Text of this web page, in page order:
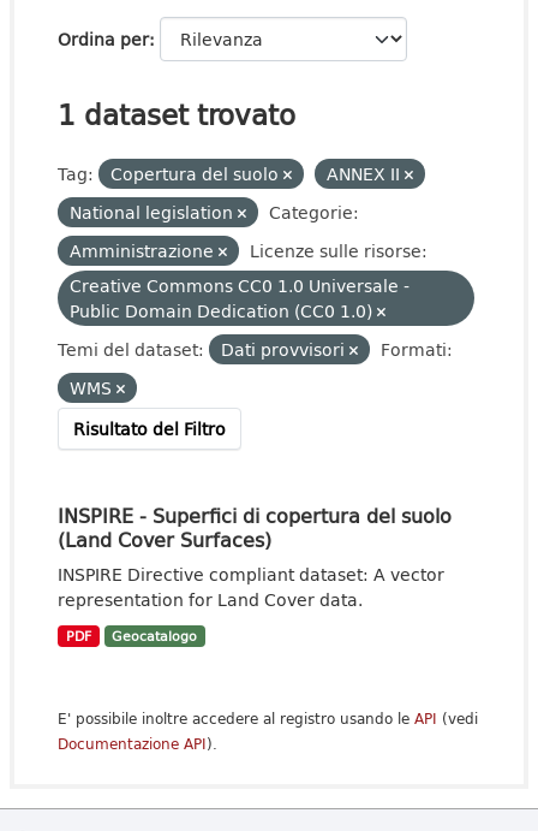
Ordina per
1 dataset trovato
Tag: Copertura del suolo
ANNEX II
National legislation
Categorie:
Amministrazione
Licenze sulle risorse:
Creative Commons CC0 1.0 Universale -
Public Domain Dedication (CC0 1.0)
Temi del dataset:
Dati provvisori
Formati:
WMS
Risultato del Filtro
INSPIRE - Superfici di copertura del suolo
(Land Cover Surfaces)
INSPIRE Directive compliant dataset: A vector
representation for Land Cover data.
PDF Geocatalogo
E' possibile inoltre accedere al registro usando le API (vedi
Documentazione API).